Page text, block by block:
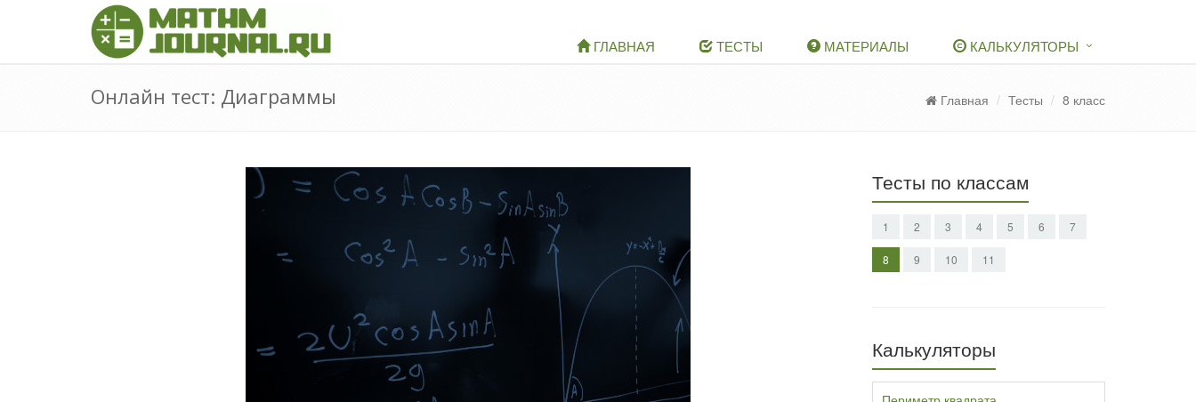
ГЛАВНАЯ ТЕСТЫ МАТЕРИАЛЫ КАЛЬКУЛЯТОРЫ
Онлайн тест: Диаграммы Главная Тесты 8 класс
Тесты по классам
1 2 3 4 5 6 7
8 9 10 11
Калькуляторы